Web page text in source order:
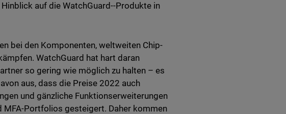
auf die WatchGuard--Produkte in
bei den Komponenten, weltweiten Chip-
WatchGuard hat hart daran
so gering wie möglich zu halten – es
aus, dass die Preise 2022 auch
und gänzliche Funktionserweiterungen
MFA-Portfolios gesteigert. Daher kommen